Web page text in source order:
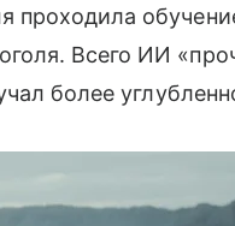
проходила
Всего ИИ
более